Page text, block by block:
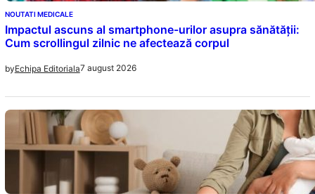
NOUTATI MEDICALE
Impactul ascuns al smartphone-urilor asupra sănătății:
Cum scrollingul zilnic ne afectează corpul
byEchipa Editoriala7 august 2026